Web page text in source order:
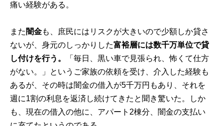
痛い経験がある。
また 闇金も、庶民にはリスクが大きいので少額しか貸さ
ないが、身元のしっかりした富裕層には数千万単位で貸
し付けを行う。
「毎日、黒い車で見張られ、怖くて仕方
がない。」というご家族の依頼を受け、介入した経験も
あるが、その時は闇金の借入が5千万円もあり、それを
週に1割の利息を返済し続けてきたと聞き驚いた。しか
も、現在の借入の他に、アパート2棟分、闇金の支払い